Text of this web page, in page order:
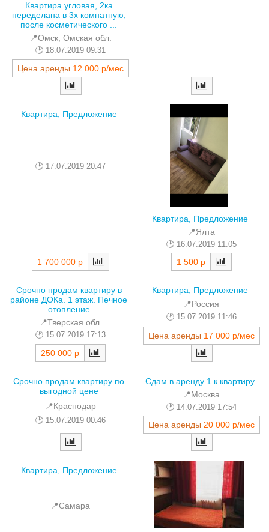
Квартира угловая, 2ка
переделана в 3х комнатную,
после косметического ...
📍Омск, Омская обл.
18.07.2019 09:31
Цена аренды 12 000 р/мес
Квартира, Предложение
17.07.2019 20:47
1 700 000 р
Квартира, Предложение
📍Ялта
16.07.2019 11:05
1 500 р
Срочно продам квартиру в
районе ДОКа. 1 этаж. Печное
отопление
📍Тверская обл.
15.07.2019 17:13
250 000 р
Квартира, Предложение
📍Россия
15.07.2019 11:46
Цена аренды 17 000 р/мес
Срочно продам квартиру по
выгодной цене
📍Краснодар
15.07.2019 00:46
Сдам в аренду 1 к квартиру
📍Москва
14.07.2019 17:54
Цена аренды 20 000 р/мес
Квартира, Предложение
📍Самара